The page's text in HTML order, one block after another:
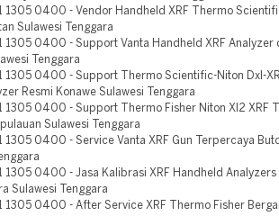
1305 0400 - Vendor Handheld XRF Thermo
Sulawesi Tenggara
1305 0400 - Support Vanta Handheld XRF Analyzer
Tenggara
1305 0400 - Support Thermo Scientific-Niton Dxl-
Resmi Konawe Sulawesi Tenggara
1305 0400 - Support Thermo Fisher Niton Xl2 XRF
Sulawesi Tenggara
1305 0400 - Service Vanta XRF Gun Terpercaya
1305 0400 - Jasa Kalibrasi XRF Handheld Analyzers
Sulawesi Tenggara
1305 0400 - After Service XRF Thermo Fisher